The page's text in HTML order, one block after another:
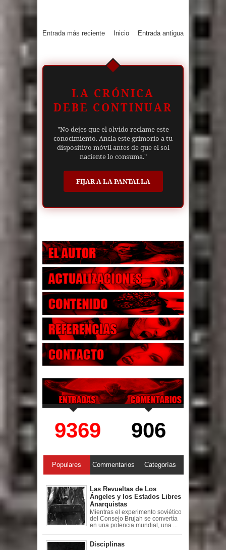
Entrada más reciente Entrada antigua
Inicio
LA CRÓNICA
DEBE CONTINUAR
"No dejes que el olvido reclame este
conocimiento. Ancla este grimorio a tu
dispositivo móvil antes de que el sol
naciente lo consuma."
FIJAR A LA PANTALLA
9369 906
Populares Commentarios Categorías
Las Revueltas de Los
Ángeles y los Estados Libres
Anarquistas
Mientras el experimento soviético
del Consejo Brujah se convertía
en una potencia mundial, una ...
Disciplinas